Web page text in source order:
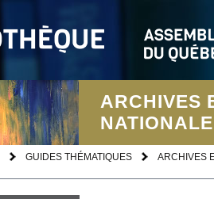
ARCHIVES
GUIDES THÉMATIQUES
ARCHIVES